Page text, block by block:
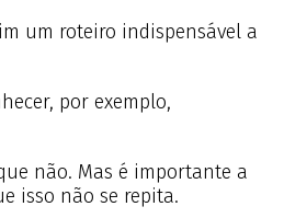
um roteiro indispensável a
por exemplo,
não. Mas é importante a
isso não se repita.